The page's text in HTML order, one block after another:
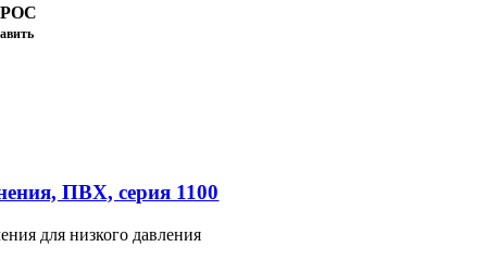
ПВХ, серия 1100
для низкого давления